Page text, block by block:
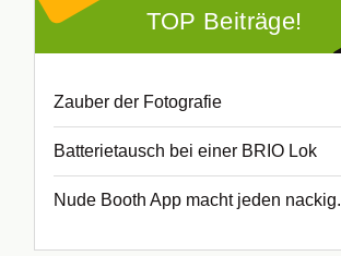
TOP Beiträge!
Zauber der Fotografie
Batterietausch bei einer BRIO Lok
Nude Booth App macht jeden nackig.